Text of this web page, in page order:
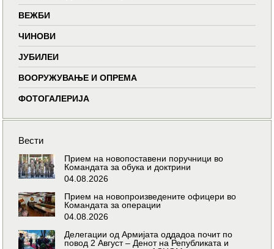
ВЕЖБИ
ЧИНОВИ
ЈУБИЛЕИ
ВООРУЖУВАЊЕ И ОПРЕМА
ФОТОГАЛЕРИЈА
Вести
Прием на новопоставени поручници во
Командата за обука и доктрини
04.08.2026
Прием на новопроизведените офицери во
Командата за операции
04.08.2026
Делегации од Армијата оддадоа почит по
повод 2 Август – Денот на Републиката и